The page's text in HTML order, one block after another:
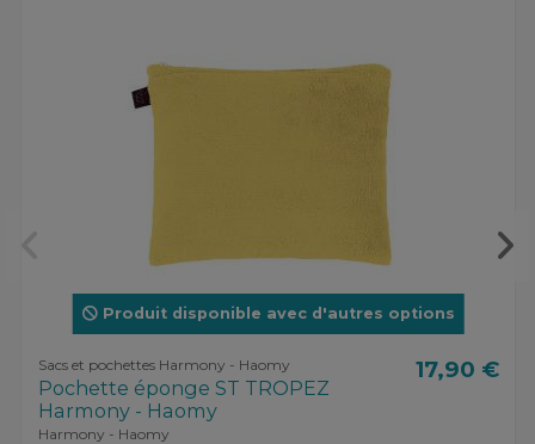
Produit disponible avec d'autres options
Sacs et pochettes Harmony - Haomy
Pochette éponge ST TROPEZ
Harmony - Haomy
Harmony - Haomy
17,90 €